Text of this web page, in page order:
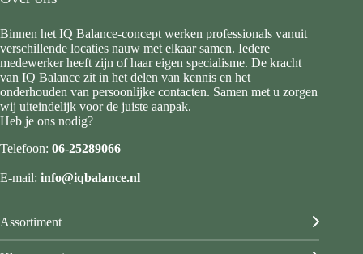
Binnen het IQ Balance-concept werken professionals vanuit
verschillende locaties nauw met elkaar samen. Iedere
medewerker heeft zijn of haar eigen specialisme. De kracht
van IQ Balance zit in het delen van kennis en het
onderhouden van persoonlijke contacten. Samen met u zorgen
wij uiteindelijk voor de juiste aanpak.
Heb je ons nodig?
Telefoon: 06-25289066
E-mail: info@iqbalance.nl
Assortiment